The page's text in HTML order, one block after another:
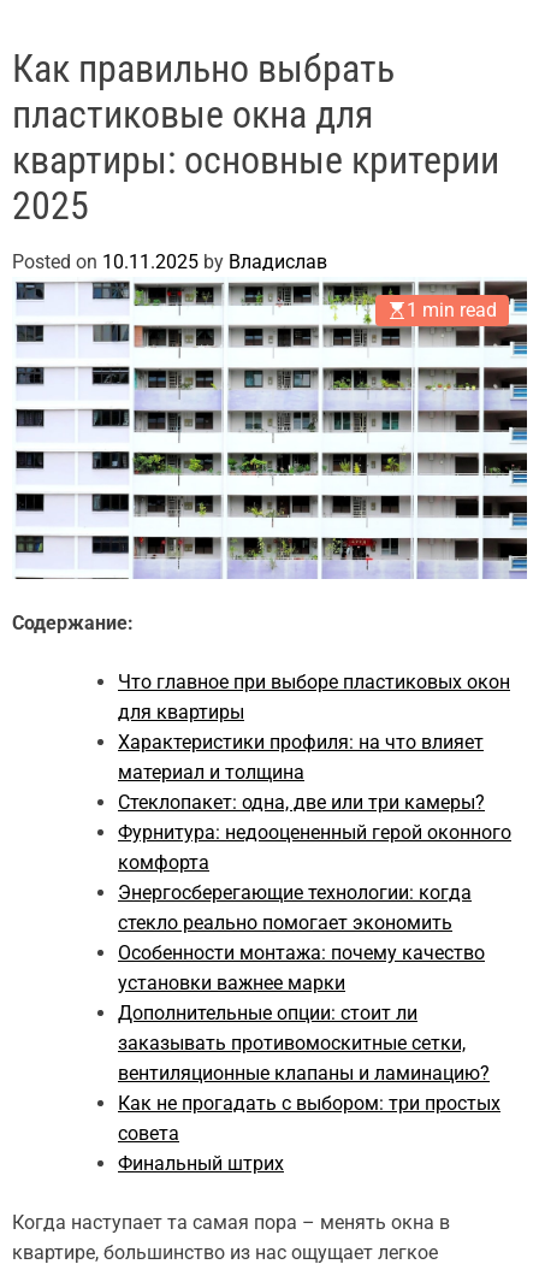
Как правильно выбрать
пластиковые окна для
квартиры: основные критерии
2025
Posted on 10.11.2025 by Владислав
1 min read
Содержание:
Что главное при выборе пластиковых окон
для квартиры
Характеристики профиля: на что влияет
материал и толщина
Стеклопакет: одна, две или три камеры?
Фурнитура: недооцененный герой оконного
комфорта
Энергосберегающие технологии: когда
стекло реально помогает экономить
Особенности монтажа: почему качество
установки важнее марки
Дополнительные опции: стоит ли
заказывать противомоскитные сетки,
вентиляционные клапаны и ламинацию?
Как не прогадать с выбором: три простых
совета
Финальный штрих
Когда наступает та самая пора – менять окна в
квартире, большинство из нас ощущает легкое